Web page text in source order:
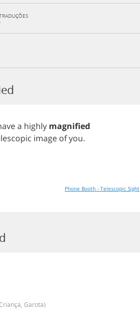
a highly magnified
image ofyou.
Phone Booth - Telescopic Sight
Garota)